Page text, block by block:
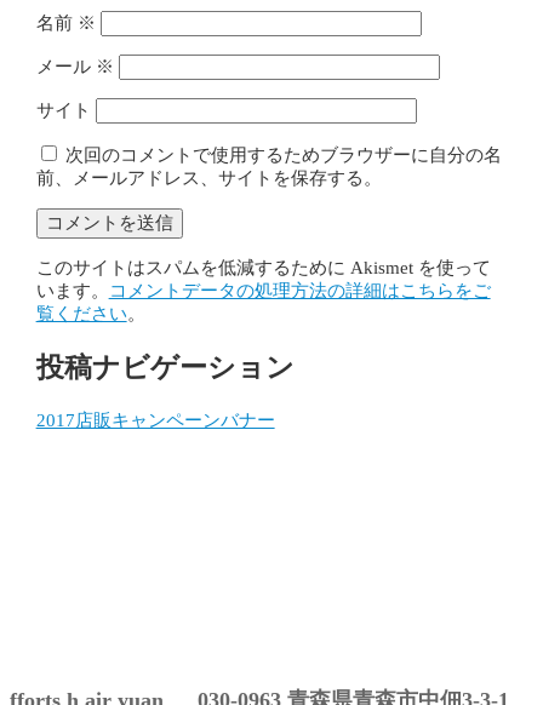
名前 ※
メール ※
サイト
次回のコメントで使用するためブラウザーに自分の名
前、メールアドレス、サイトを保存する。
このサイトはスパムを低減するために Akismet を使って
います。
コメントデータの処理方法の詳細はこちらをご
覧ください。
投稿ナビゲーション
2017店販キャンペーンバナー